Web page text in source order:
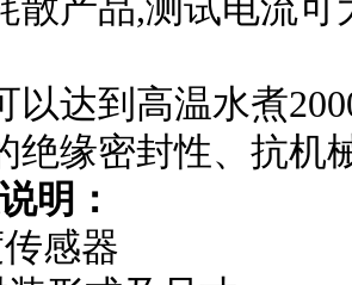
散产品,测试电流
以达到高温水煮
绝缘密封性、抗机
明：
感器